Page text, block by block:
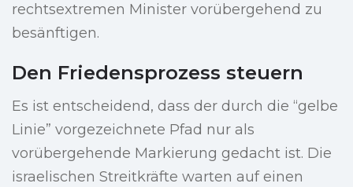
rechtsextremen Minister vorübergehend zu
besänftigen.
Den Friedensprozess steuern
Es ist entscheidend, dass der durch die “gelbe
Linie” vorgezeichnete Pfad nur als
vorübergehende Markierung gedacht ist. Die
israelischen Streitkräfte warten auf einen